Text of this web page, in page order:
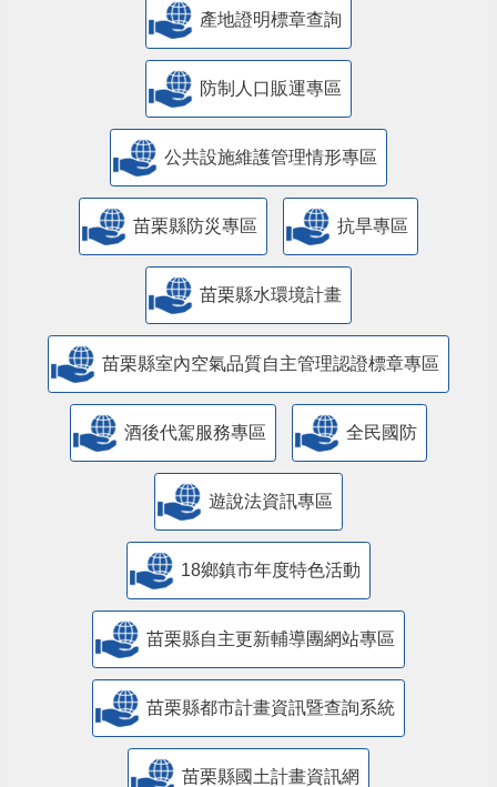
產地證明標章查詢
防制人口販運專區
​公共設施維護管理情形專區
苗栗縣防災專區 抗旱專區
苗栗縣水環境計畫
苗栗縣室內空氣品質自主管理認證標章專區
酒後代駕服務專區 全民國防
遊說法資訊專區
18鄉鎮市年度特色活動
苗栗縣自主更新輔導團網站專區
苗栗縣都市計畫資訊暨查詢系統
苗栗縣國土計畫資訊網